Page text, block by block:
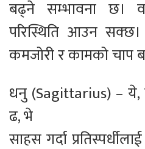
बढ्ने सम्भावना छ।
परिस्थिति आउन सक्छ।
कमजोरी र कामको चाप
धनु (Sagittarius) – ये,
ढ, भे
साहस गर्दा